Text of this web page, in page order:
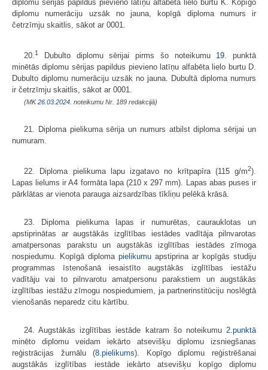
diplomu sērijas papildus pievieno latīņu alfabēta lielo burtu K. Kopīgo
diplomu numerāciju uzsāk no jauna, kopīgā diploma numurs ir
četrzīmju skaitlis, sākot ar 0001.
20. 1 Dubulto diplomu sērijai pirms šo noteikumu 19.
punktā
minētās diplomu sērijas papildus pievieno latīņu alfabēta lielo burtu D.
Dubulto diplomu numerāciju uzsāk no jauna. Dubultā diploma numurs
ir četrzīmju skaitlis, sākot ar 0001.
(MK26.03.2024. noteikumu Nr. 189 redakcijā)
21. Diploma pielikuma sērija un numurs atbilst diploma sērijai un
numuram.
22. Diploma pielikuma lapu izgatavo no krītpapīra (115 g/m2).
Lapas lielums ir A4 formāta lapa (210 х 297 mm). Lapas abas puses ir
pārklātas ar vienota parauga aizsardzības tīkliņu pelēkā krāsā.
23. Diploma pielikuma lapas ir numurētas, caurauklotas un
apstiprinātas ar augstākās izglītības iestādes vadītāja pilnvarotas
amatpersonas parakstu un augstākās izglītības iestādes zīmoga
nospiedumu. Kopīgā diploma pielikumu apstiprina ar kopīgās studiju
programmas īstenošanā iesaistīto augstākās izglītības iestāžu
vadītāju vai to pilnvarotu amatpersonu parakstiem un augstākās
izglītības iestāžu zīmogu nospiedumiem, ja partnerinstitūciju noslēgtā
vienošanās neparedz citu kārtību.
24. Augstākās izglītības iestāde katram šo noteikumu 2.punktā
minēto diplomu veidam iekārto atsevišķu diplomu izsniegšanas
reģistrācijas žurnālu (8.pielikums). Kopīgo diplomu reģistrēšanai
augstākās izglītības iestāde iekārto atsevišķu kopīgo diplomu